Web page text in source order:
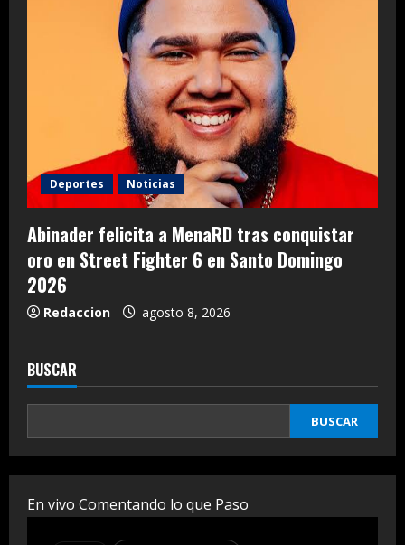
Deportes Noticias
Abinader felicita a MenaRD tras conquistar
oro en Street Fighter 6 en Santo Domingo
2026
Redaccion agosto 8, 2026
BUSCAR
BUSCAR
En vivo Comentando lo que Paso